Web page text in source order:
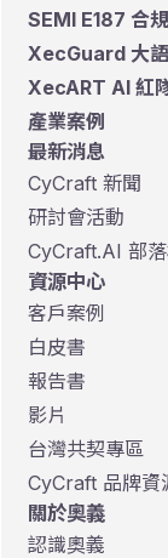
SEMI E187 合
XecGuard 大
XecART AI 紅
產業案例
最新消息
CyCraft 新聞
研討會活動
CyCraft.AI 部
資源中心
客戶案例
白皮書
報告書
影片
台灣共契專區
CyCraft 品牌資
關於奧義
認識奧義